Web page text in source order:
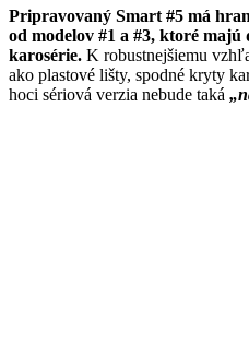
Pripravovaný Smart #5 má
od modelov #1 a #3, ktoré
karosérie. K robustnejšiemu
ako plastové lišty, spodné kryty
hoci sériová verzia nebude taká